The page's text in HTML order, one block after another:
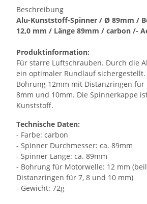
Beschreibung
Alu-Kunststoff-Spinner / Ø 89mm /
12,0 mm / Länge 89mm / carbon /-
Produktinformation:
Für starre Luftschrauben. Durch die
ein optimaler Rundlauf
Bohrung 12mm mit Distanzringen
8mm und 10mm. Die Spinnerkappe
Kunststoff.
Technische Daten:
- Farbe: carbon
- Spinner Durchmesser: ca. 89mm
- Spinner Länge: ca. 89mm
- Bohrung für Motorwelle: 12 mm
Distanzringen für 7, 8 und 10 mm)
- Gewicht: 72g